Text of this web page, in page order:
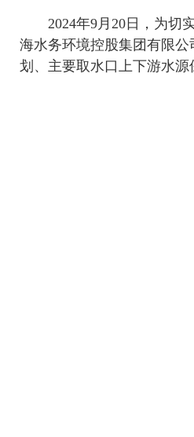
2024年9月20日，为切实
海水务环境控股集团有限
划、主要取水口上下游水